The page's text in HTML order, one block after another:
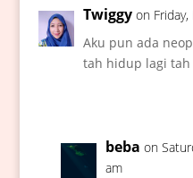
Twiggy on
Aku pun ada
tah hidup lagi tah
beba on
am